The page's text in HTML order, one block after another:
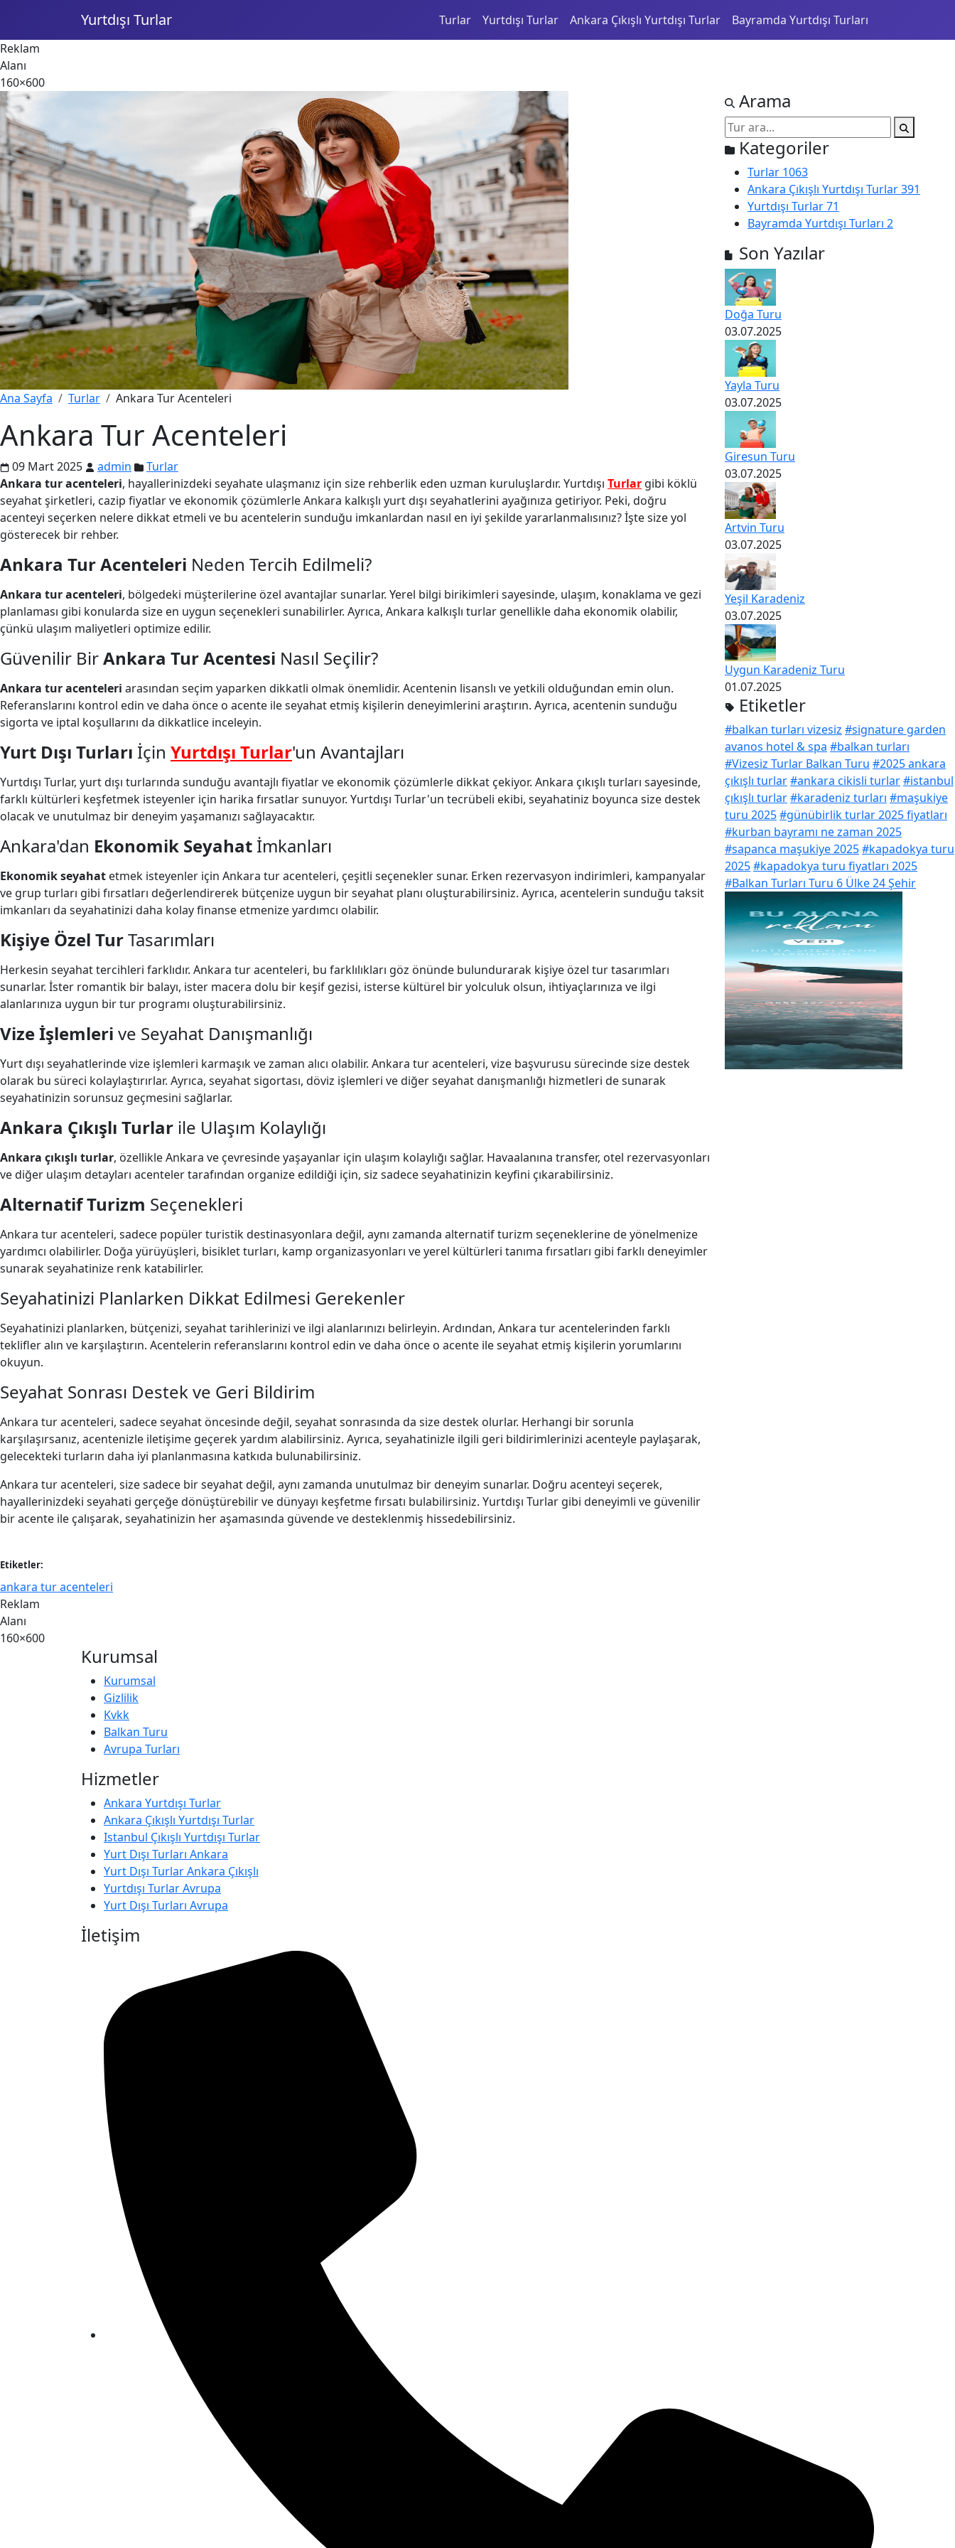
Yurtdışı Turlar Turlar Yurtdışı Turlar Ankara Çıkışlı Yurtdışı Turlar
Bayramda Yurtdışı Turları
Reklam
Alanı
160×600
Ana Sayfa Turlar Ankara Tur Acenteleri
Ankara Tur Acenteleri
09 Mart 2025 admin
Turlar
Ankara tur acenteleri, hayallerinizdeki seyahate ulaşmanız için size rehberlik eden uzman kuruluşlardır. Yurtdışı Turlar gibi köklü
seyahat şirketleri, cazip fiyatlar ve ekonomik çözümlerle Ankara kalkışlı yurt dışı seyahatlerini ayağınıza getiriyor. Peki, doğru
acenteyi seçerken nelere dikkat etmeli ve bu acentelerin sunduğu imkanlardan nasıl en iyi şekilde yararlanmalısınız? İşte size yol
gösterecek bir rehber.
Ankara Tur Acenteleri Neden Tercih Edilmeli?
Ankara tur acenteleri, bölgedeki müşterilerine özel avantajlar sunarlar. Yerel bilgi birikimleri sayesinde, ulaşım, konaklama ve gezi
planlaması gibi konularda size en uygun seçenekleri sunabilirler. Ayrıca, Ankara kalkışlı turlar genellikle daha ekonomik olabilir,
çünkü ulaşım maliyetleri optimize edilir.
Güvenilir BirAnkara Tur Acentesi Nasıl Seçilir?
Ankara tur acenteleri arasından seçim yaparken dikkatli olmak önemlidir. Acentenin lisanslı ve yetkili olduğundan emin olun.
Referanslarını kontrol edin ve daha önce o acente ile seyahat etmiş kişilerin deneyimlerini araştırın. Ayrıca, acentenin sunduğu
sigorta ve iptal koşullarını da dikkatlice inceleyin.
Yurt Dışı Turları İçin Yurtdışı Turlar'un Avantajları
Yurtdışı Turlar, yurt dışı turlarında sunduğu avantajlı fiyatlar ve ekonomik çözümlerle dikkat çekiyor. Ankara çıkışlı turları sayesinde,
farklı kültürleri keşfetmek isteyenler için harika fırsatlar sunuyor. Yurtdışı Turlar'un tecrübeli ekibi, seyahatiniz boyunca size destek
olacak ve unutulmaz bir deneyim yaşamanızı sağlayacaktır.
Ankara'dan Ekonomik Seyahat İmkanları
Ekonomik seyahat etmek isteyenler için Ankara tur acenteleri, çeşitli seçenekler sunar. Erken rezervasyon indirimleri, kampanyalar
ve grup turları gibi fırsatları değerlendirerek bütçenize uygun bir seyahat planı oluşturabilirsiniz. Ayrıca, acentelerin sunduğu taksit
imkanları da seyahatinizi daha kolay finanse etmenize yardımcı olabilir.
Kişiye Özel TurTasarımları
Herkesin seyahat tercihleri farklıdır. Ankara tur acenteleri, bu farklılıkları göz önünde bulundurarak kişiye özel tur tasarımları
sunarlar. İster romantik bir balayı, ister macera dolu bir keşif gezisi, isterse kültürel bir yolculuk olsun, ihtiyaçlarınıza ve ilgi
alanlarınıza uygun bir tur programı oluşturabilirsiniz.
Vize İşlemleri ve Seyahat Danışmanlığı
Yurt dışı seyahatlerinde vize işlemleri karmaşık ve zaman alıcı olabilir. Ankara tur acenteleri, vize başvurusu sürecinde size destek
olarak bu süreci kolaylaştırırlar. Ayrıca, seyahat sigortası, döviz işlemleri ve diğer seyahat danışmanlığı hizmetleri de sunarak
seyahatinizin sorunsuz geçmesini sağlarlar.
Ankara Çıkışlı Turlar ile Ulaşım Kolaylığı
Ankara çıkışlı turlar, özellikle Ankara ve çevresinde yaşayanlar için ulaşım kolaylığı sağlar. Havaalanına transfer, otel rezervasyonları
ve diğer ulaşım detayları acenteler tarafından organize edildiği için, siz sadece seyahatinizin keyfini çıkarabilirsiniz.
Alternatif Turizm Seçenekleri
Ankara tur acenteleri, sadece popüler turistik destinasyonlara değil, aynı zamanda alternatif turizm seçeneklerine de yönelmenize
yardımcı olabilirler. Doğa yürüyüşleri, bisiklet turları, kamp organizasyonları ve yerel kültürleri tanıma fırsatları gibi farklı deneyimler
sunarak seyahatinize renk katabilirler.
Seyahatinizi Planlarken Dikkat Edilmesi Gerekenler
Seyahatinizi planlarken, bütçenizi, seyahat tarihlerinizi ve ilgi alanlarınızı belirleyin. Ardından, Ankara tur acentelerinden farklı
teklifler alın ve karşılaştırın. Acentelerin referanslarını kontrol edin ve daha önce o acente ile seyahat etmiş kişilerin yorumlarını
okuyun.
Seyahat Sonrası Destek ve Geri Bildirim
Ankara tur acenteleri, sadece seyahat öncesinde değil, seyahat sonrasında da size destek olurlar. Herhangi bir sorunla
karşılaşırsanız, acentenizle iletişime geçerek yardım alabilirsiniz. Ayrıca, seyahatinizle ilgili geri bildirimlerinizi acenteyle paylaşarak,
gelecekteki turların daha iyi planlanmasına katkıda bulunabilirsiniz.
Ankara tur acenteleri, size sadece bir seyahat değil, aynı zamanda unutulmaz bir deneyim sunarlar. Doğru acenteyi seçerek,
hayallerinizdeki seyahati gerçeğe dönüştürebilir ve dünyayı keşfetme fırsatı bulabilirsiniz. Yurtdışı Turlar gibi deneyimli ve güvenilir
bir acente ile çalışarak, seyahatinizin her aşamasında güvende ve desteklenmiş hissedebilirsiniz.
Etiketler:
ankara tur acenteleri
Arama
Kategoriler
Turlar 1063
Ankara Çıkışlı Yurtdışı Turlar391
Yurtdışı Turlar71
Bayramda Yurtdışı Turları 2
Son Yazılar
Doğa Turu
03.07.2025
Yayla Turu
03.07.2025
Giresun Turu
03.07.2025
Artvin Turu
03.07.2025
Yeşil Karadeniz
03.07.2025
Uygun Karadeniz Turu
01.07.2025
Etiketler
#balkan turları vizesiz #signature garden
avanos hotel & spa #balkan turları
#Vizesiz Turlar Balkan Turu #2025 ankara
çıkışlı turlar#ankara cikisli turlar#istanbul
çıkışlı turlar#karadeniz turları #maşukiye
turu 2025#günübirlik turlar 2025 fiyatları
#kurban bayramı ne zaman 2025
#sapanca maşukiye 2025#kapadokya turu
2025#kapadokya turu fiyatları 2025
#Balkan Turları Turu 6 Ülke 24 Şehir
Reklam
Alanı
160×600
Kurumsal
Kurumsal
Gizlilik
Kvkk
Balkan Turu
Avrupa Turları
Hizmetler
Ankara Yurtdışı Turlar
Ankara Çıkışlı Yurtdışı Turlar
Istanbul Çıkışlı Yurtdışı Turlar
Yurt Dışı Turları Ankara
Yurt Dışı Turlar Ankara Çıkışlı
Yurtdışı Turlar Avrupa
Yurt Dışı Turları Avrupa
İletişim